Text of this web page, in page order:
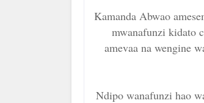
Kamanda Abwao
mwanafunzi kidato
amevaa na wengine
Ndipo wanafunzi hao